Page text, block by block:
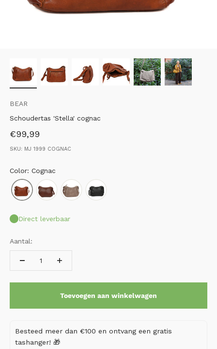
BEAR
Schoudertas 'Stella' cognac
Aanbiedingsprijs
€99,99
SKU: MJ 1999 COGNAC
Color: Cognac
Direct leverbaar
Aantal:
Toevoegen aan winkelwagen
Besteed meer dan €100 en ontvang een gratis
tashanger! 🎁